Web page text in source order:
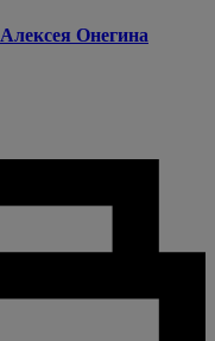
Алексея Онегина